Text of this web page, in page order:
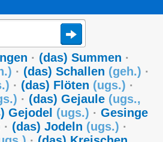
· (das) Summen ·
) · (das) Schallen (geh.) ·
) · (das) Flöten (ugs.) ·
) · (das) Gejaule (ugs.,
Gejodel (ugs.) · Gesinge
· (das) Jodeln (ugs.) ·